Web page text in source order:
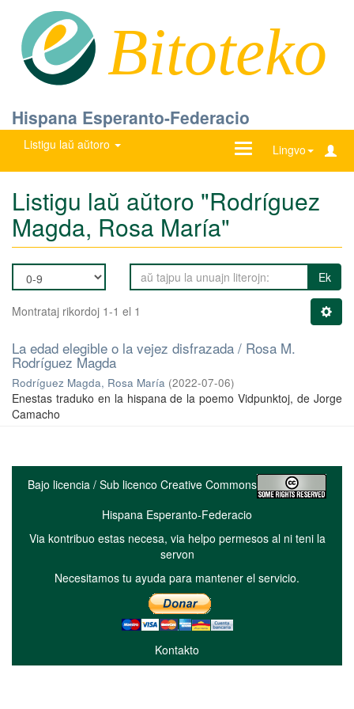
Bitoteko
Hispana Esperanto-Federacio
Listigu laŭ aŭtoro Lingvo
Ŝanĝu
Listigu laŭ aŭtoro "Rodríguez
Magda, Rosa María"
Ek
Montrataj rikordoj 1-1 el 1
La edad elegible o la vejez disfrazada / Rosa M.
Rodríguez Magda
Rodríguez Magda, Rosa María (2022-07-06)
Enestas traduko en la hispana de la poemo Vidpunktoj, de Jorge
Camacho
Bajo licencia / Sub licenco Creative Commons
Hispana Esperanto-Federacio
Via kontribuo estas necesa, via helpo permesos al ni teni la
servon
Necesitamos tu ayuda para mantener el servicio.
Kontakto